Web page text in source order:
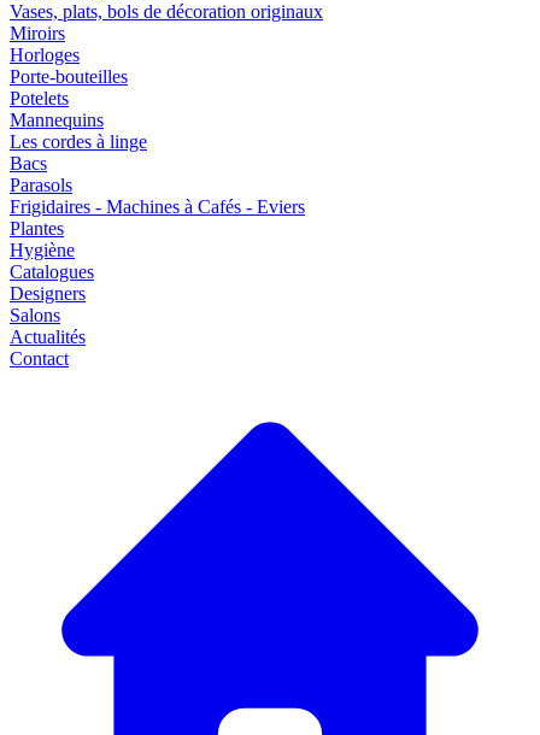
Vases, plats, bols de décoration originaux
Miroirs
Horloges
Porte-bouteilles
Potelets
Mannequins
Les cordes à linge
Bacs
Parasols
Frigidaires - Machines à Cafés - Eviers
Plantes
Hygiène
Catalogues
Designers
Salons
Actualités
Contact